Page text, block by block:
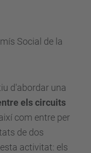
Social de la
d'abordar una
els circuits
com entre per
de dos
activitat: els